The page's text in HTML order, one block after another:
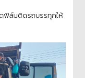
ดฟิล์มติดรถบรรทุกให้